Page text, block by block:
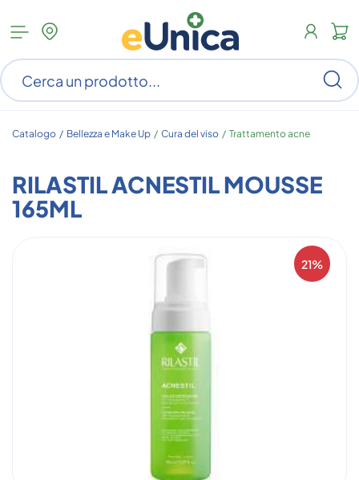
Apri
menu
categorie
Catalogo / Bellezza e Make Up / Cura del viso / Trattamento acne
RILASTIL ACNESTIL MOUSSE
165ML
21%